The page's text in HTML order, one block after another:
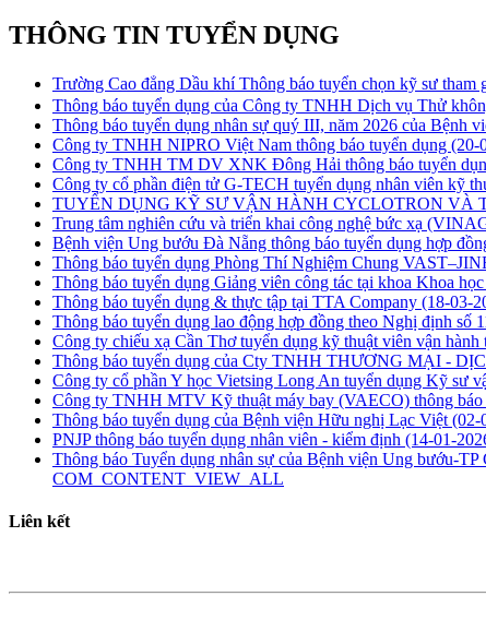
THÔNG TIN TUYỂN DỤNG
Trường Cao đẳng Dầu khí Thông báo tuyển chọn kỹ sư tham
Thông báo tuyển dụng của Công ty TNHH Dịch vụ Thử
Thông báo tuyển dụng nhân sự quý III, năm 2026 của Bệnh
Công ty TNHH NIPRO Việt Nam thông báo tuyển dụng (20-
Công ty TNHH TM DV XNK Đông Hải thông báo tuyển
Công ty cổ phần điện tử G-TECH tuyển dụng nhân viên kỹ
TUYỂN DỤNG KỸ SƯ VẬN HÀNH CYCLOTRON VÀ
Trung tâm nghiên cứu và triển khai công nghệ bức xạ
Bệnh viện Ung bướu Đà Nẵng thông báo tuyển dụng hợp
Thông báo tuyển dụng Phòng Thí Nghiệm Chung
Thông báo tuyển dụng Giảng viên công tác tại khoa Khoa
Thông báo tuyển dụng & thực tập tại TTA Company (18-03-
Thông báo tuyển dụng lao động hợp đồng theo Nghị định
Công ty chiếu xạ Cần Thơ tuyển dụng kỹ thuật viên vận hành
Thông báo tuyển dụng của Cty TNHH THƯƠNG MẠI -
Công ty cổ phần Y học Vietsing Long An tuyển dụng Kỹ sư
Công ty TNHH MTV Kỹ thuật máy bay (VAECO) thông
Thông báo tuyển dụng của Bệnh viện Hữu nghị Lạc Việt (02-
PNJP thông báo tuyển dụng nhân viên - kiểm định (14-01-
Thông báo Tuyển dụng nhân sự của Bệnh viện Ung bướu-TP
COM_CONTENT_VIEW_ALL
Liên kết